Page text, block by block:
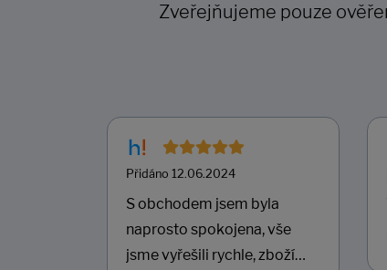
Zveřejňujeme pouze
Přidáno 12.06.2024
S obchodem jsem byla
naprosto spokojena, vše
jsme vyřešili rychle, zboží